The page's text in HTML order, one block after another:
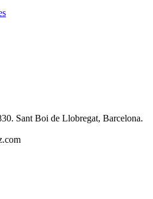
Sant Boi de Llobregat, Barcelona.